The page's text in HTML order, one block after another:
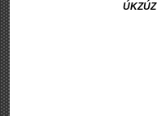
ÚKZÚZ